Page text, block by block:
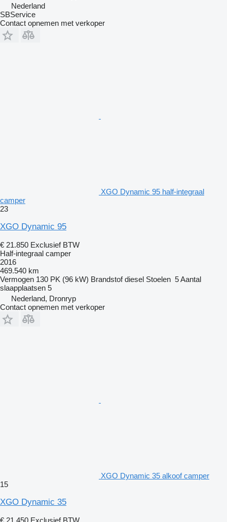
Nederland
SBService
Contact opnemen met verkoper
XGO Dynamic 95 half-integraal
camper
23
XGO Dynamic 95
€ 21.850 Exclusief BTW
Half-integraal camper
2016
469.540 km
Vermogen 130 PK (96 kW) Brandstof diesel Stoelen 5Aantal
slaapplaatsen 5
Nederland, Dronryp
Contact opnemen met verkoper
XGO Dynamic 35 alkoof camper
15
XGO Dynamic 35
€ 21.450 Exclusief BTW